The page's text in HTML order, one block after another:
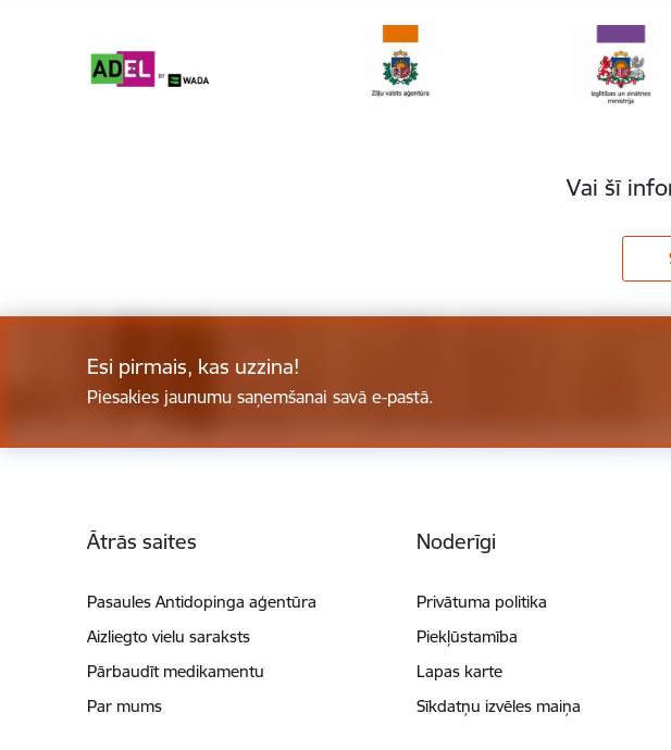
Vai šī
Esi pirmais, kas uzzina!
Piesakies jaunumu saņemšanai savā e-pastā.
Ātrās saites
Pasaules Antidopinga aģentūra
Aizliegto vielu saraksts
Pārbaudīt medikamentu
Par mums
Noderīgi
Privātuma politika
Piekļūstamība
Lapas karte
Sīkdatņu izvēles maiņa